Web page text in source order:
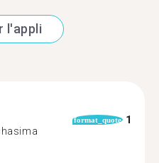
l'appli
format_quote 1